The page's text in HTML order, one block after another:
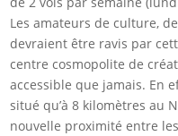
Les amateurs de culture,
devraient être ravis par
centre cosmopolite de
accessible que jamais. En
situé qu’à 8 kilomètres au
nouvelle proximité entre